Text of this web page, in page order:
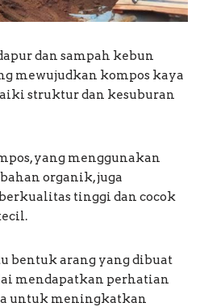
dan sampah kebun
mewujudkan kompos kaya
struktur dan kesuburan
yang menggunakan
organik, juga
tinggi dan cocok
bentuk arang yang dibuat
mendapatkan perhatian
untuk meningkatkan